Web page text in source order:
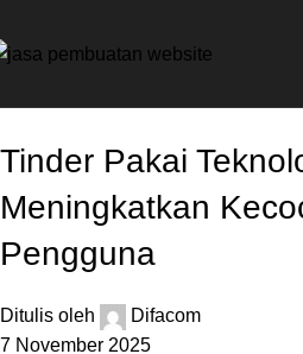
Tinder Pakai
Meningkatkan
Pengguna
Ditulis oleh
Difacom
7 November 2025